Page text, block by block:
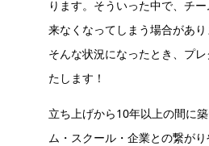
ります。そういった中で、チ
来なくなってしまう場合があり
そんな状況になったとき、プ
たします！
立ち上げから10年以上の間に
ム・スクール・企業との繋がり